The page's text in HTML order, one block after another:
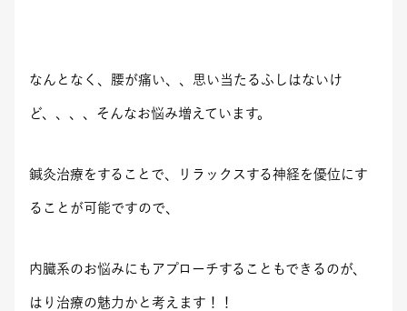
なんとなく、腰が痛い、、思い当たるふしはないけ
ど、、、、そんなお悩み増えています。
鍼灸治療をすることで、リラックスする神経を優位にす
ることが可能ですので、
内臓系のお悩みにもアプローチすることもできるのが、
はり治療の魅力かと考えます！！